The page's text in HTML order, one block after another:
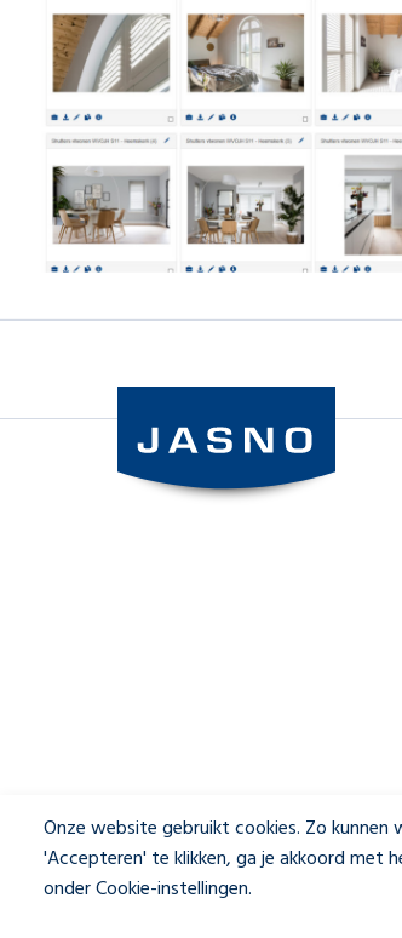
Disclaimer & Privacybeleid|Cookie-
Onze website gebruikt cookies. Zo
'Accepteren' te klikken, ga je akkoord met
onder Cookie-instellingen.